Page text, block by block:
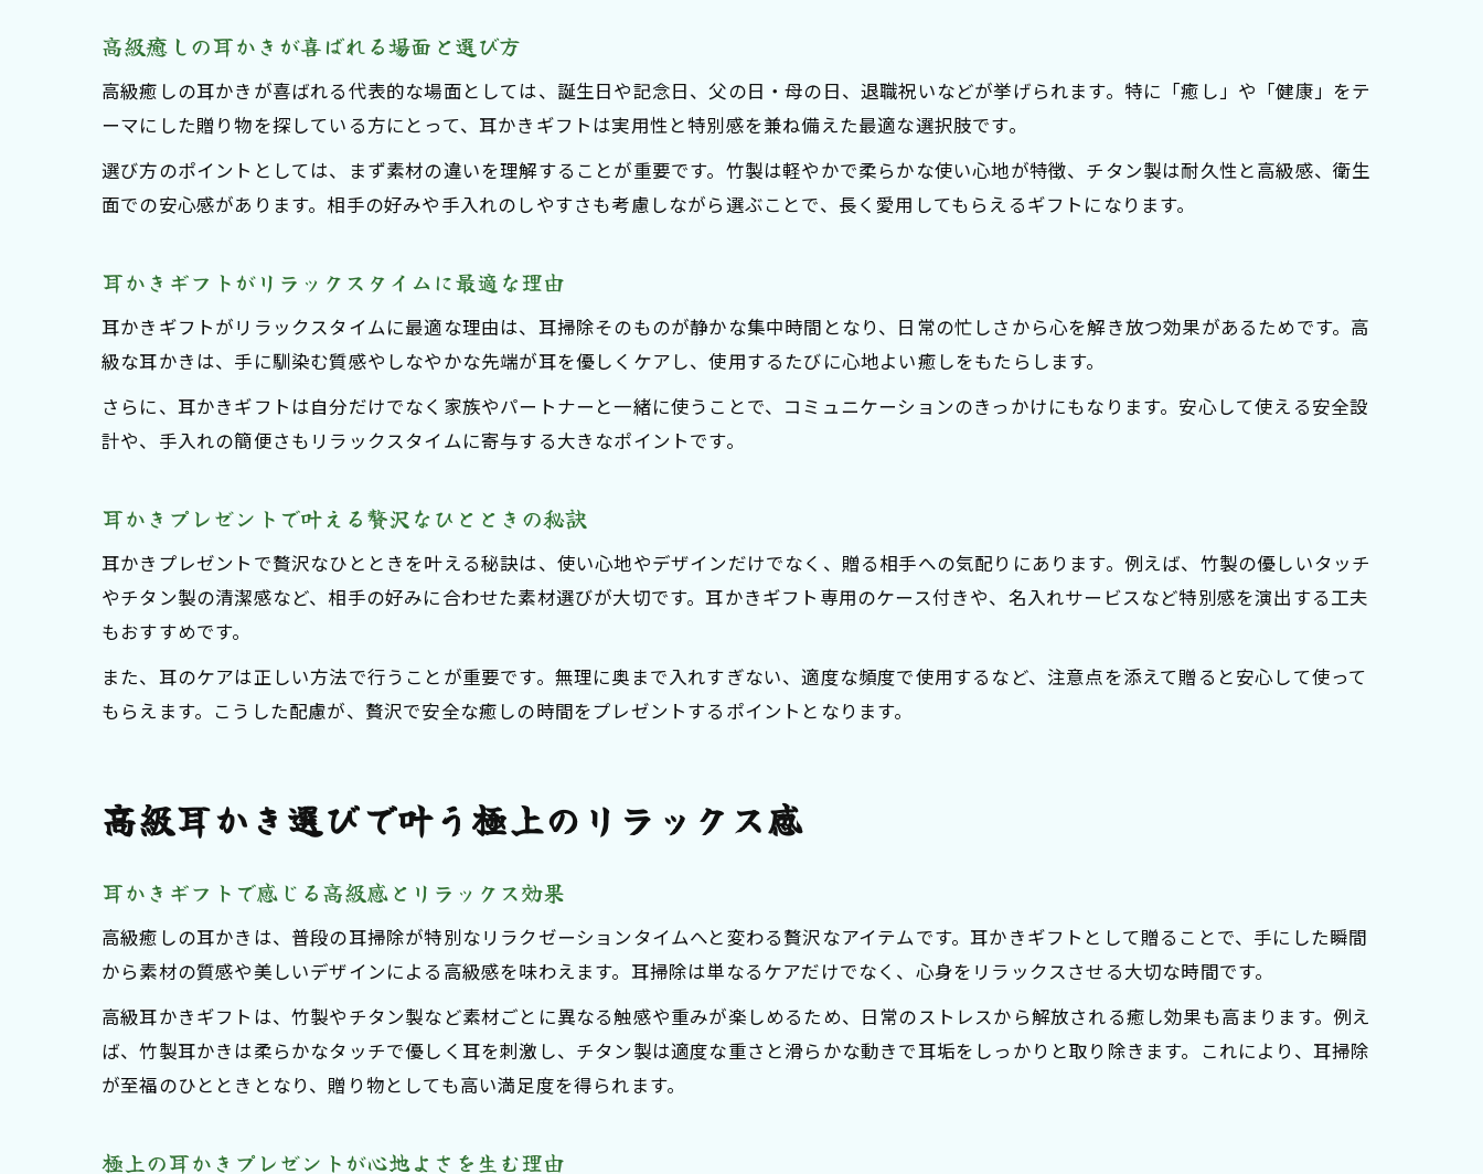
こだわり派が注目する耳かきギフトの選び方
耳かきギフトで重視すべき選定ポイントを解説
口コミで人気の耳かきギフトの選び方を紹介
個性を引き立てる耳かきプレゼントの選び方
耳かきギフトが大切な人への思いやりを伝える
贈り物に最適な耳かきギフトの選び方を解説
高級癒しの耳かきが喜ばれる場面と選び方
高級癒しの耳かきが喜ばれる代表的な場面としては、誕生日や記念日、父の日・母の日、退職祝いなどが挙げられます。特に「癒し」や「健康」をテ
ーマにした贈り物を探している方にとって、耳かきギフトは実用性と特別感を兼ね備えた最適な選択肢です。
選び方のポイントとしては、まず素材の違いを理解することが重要です。竹製は軽やかで柔らかな使い心地が特徴、チタン製は耐久性と高級感、衛生
面での安心感があります。相手の好みや手入れのしやすさも考慮しながら選ぶことで、長く愛用してもらえるギフトになります。
耳かきギフトがリラックスタイムに最適な理由
耳かきギフトがリラックスタイムに最適な理由は、耳掃除そのものが静かな集中時間となり、日常の忙しさから心を解き放つ効果があるためです。高
級な耳かきは、手に馴染む質感やしなやかな先端が耳を優しくケアし、使用するたびに心地よい癒しをもたらします。
さらに、耳かきギフトは自分だけでなく家族やパートナーと一緒に使うことで、コミュニケーションのきっかけにもなります。安心して使える安全設
計や、手入れの簡便さもリラックスタイムに寄与する大きなポイントです。
耳かきプレゼントで叶える贅沢なひとときの秘訣
耳かきプレゼントで贅沢なひとときを叶える秘訣は、使い心地やデザインだけでなく、贈る相手への気配りにあります。例えば、竹製の優しいタッチ
やチタン製の清潔感など、相手の好みに合わせた素材選びが大切です。耳かきギフト専用のケース付きや、名入れサービスなど特別感を演出する工夫
もおすすめです。
また、耳のケアは正しい方法で行うことが重要です。無理に奥まで入れすぎない、適度な頻度で使用するなど、注意点を添えて贈ると安心して使って
もらえます。こうした配慮が、贅沢で安全な癒しの時間をプレゼントするポイントとなります。
高級耳かき選びで叶う極上のリラックス感
耳かきギフトで感じる高級感とリラックス効果
高級癒しの耳かきは、普段の耳掃除が特別なリラクゼーションタイムへと変わる贅沢なアイテムです。耳かきギフトとして贈ることで、手にした瞬間
から素材の質感や美しいデザインによる高級感を味わえます。耳掃除は単なるケアだけでなく、心身をリラックスさせる大切な時間です。
高級耳かきギフトは、竹製やチタン製など素材ごとに異なる触感や重みが楽しめるため、日常のストレスから解放される癒し効果も高まります。例え
ば、竹製耳かきは柔らかなタッチで優しく耳を刺激し、チタン製は適度な重さと滑らかな動きで耳垢をしっかりと取り除きます。これにより、耳掃除
が至福のひとときとなり、贈り物としても高い満足度を得られます。
極上の耳かきプレゼントが心地よさを生む理由